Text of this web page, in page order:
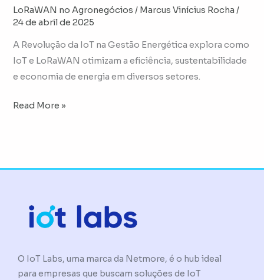
LoRaWAN no Agronegócios / Marcus Vinícius Rocha /
24 de abril de 2025
A Revolução da IoT na Gestão Energética explora como
IoT e LoRaWAN otimizam a eficiência, sustentabilidade
e economia de energia em diversos setores.
Read More »
O IoT Labs, uma marca da Netmore, é o hub ideal
para empresas que buscam soluções de IoT